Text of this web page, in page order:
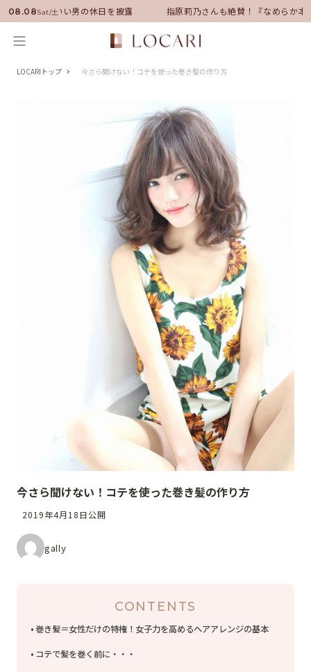
08.08Sat/土
に就任！いい男の休日を披露 指原莉乃さんも絶賛！『なめらか本
LOCARIトップ 今さら聞けない！コテを使った巻き髪の作り方
今さら聞けない！コテを使った巻き髪の作り方
2019年4月18日公開
gally
CONTENTS
巻き髪＝女性だけの特権！女子力を高めるヘアアレンジの基本
コテで髪を巻く前に・・・